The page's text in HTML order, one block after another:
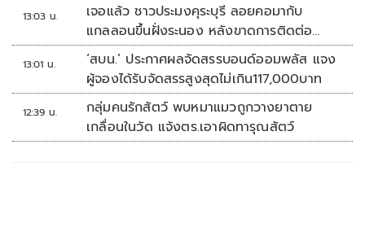
13:03 น.
เจอแล้ว ชาวประมงคุระบุรี ลอยคอมากับ
แกลลอนขึ้นฝั่งระนอง หลังขาดการติดต่อ
หลายวัน
13:01 น.
‘สบน.’ ประกาศผลจัดสรรบอนด์ออมพลัส แจง
ผู้จองได้รับจัดสรรสูงสุดไม่เกิน117,000บาท
12:39 น.
กลุ่มคนรักสัตว์ พบหมาแมวถูกวางยาตาย
เกลื่อนในวัด แจ้งตร.เอาผิดทารุณสัตว์